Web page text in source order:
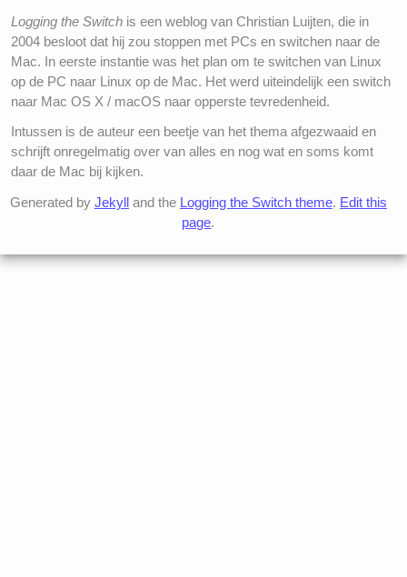
Logging the Switch is een weblog van Christian Luijten, die in
2004 besloot dat hij zou stoppen met PCs en switchen naar de
Mac. In eerste instantie was het plan om te switchen van Linux
op de PC naar Linux op de Mac. Het werd uiteindelijk een switch
naar Mac OS X / macOS naar opperste tevredenheid.
Intussen is de auteur een beetje van het thema afgezwaaid en
schrijft onregelmatig over van alles en nog wat en soms komt
daar de Mac bij kijken.
Generated by Jekylland the Logging the Switch theme. Edit this
page.